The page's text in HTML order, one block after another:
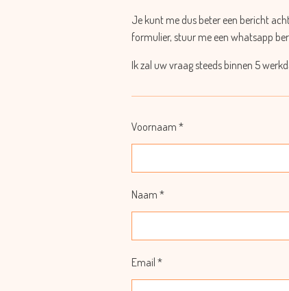
Je kunt me dus beter een bericht
formulier, stuur me een whatsapp
Ik zal uw vraag steeds binnen 5
Voornaam *
Naam *
Email *